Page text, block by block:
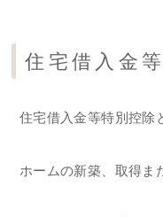
住宅借入金
住宅借入金等特別控除
ホームの新築、取得ま